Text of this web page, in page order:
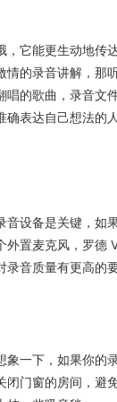
它能更生动地
情的录音讲解，
的歌曲，录音
表达自己想法的
设备是关键，
外置麦克风，罗
音质量有更高
一下，如果你
门窗的房间，